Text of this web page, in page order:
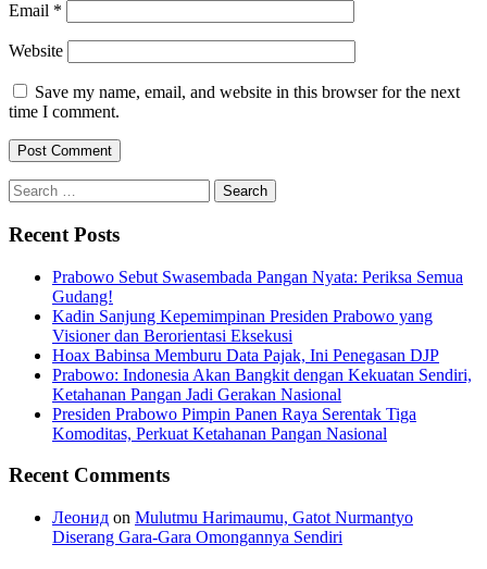
Email *
Website
Save my name, email, and website in this browser for the next
time I comment.
Search
for:
Recent Posts
Prabowo Sebut Swasembada Pangan Nyata: Periksa Semua
Gudang!
Kadin Sanjung Kepemimpinan Presiden Prabowo yang
Visioner dan Berorientasi Eksekusi
Hoax Babinsa Memburu Data Pajak, Ini Penegasan DJP
Prabowo: Indonesia Akan Bangkit dengan Kekuatan Sendiri,
Ketahanan Pangan Jadi Gerakan Nasional
Presiden Prabowo Pimpin Panen Raya Serentak Tiga
Komoditas, Perkuat Ketahanan Pangan Nasional
Recent Comments
Леонид on Mulutmu Harimaumu, Gatot Nurmantyo
Diserang Gara-Gara Omongannya Sendiri